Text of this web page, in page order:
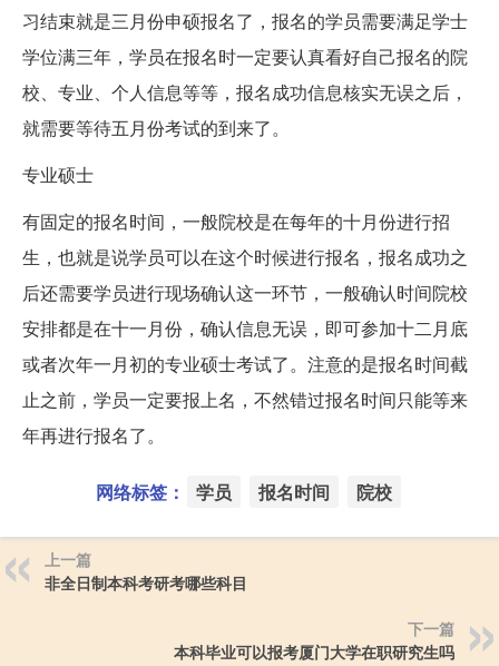
习结束就是三月份申硕报名了，报名的学员需要满足学士
学位满三年，学员在报名时一定要认真看好自己报名的院
校、专业、个人信息等等，报名成功信息核实无误之后，
就需要等待五月份考试的到来了。
专业硕士
有固定的报名时间，一般院校是在每年的十月份进行招
生，也就是说学员可以在这个时候进行报名，报名成功之
后还需要学员进行现场确认这一环节，一般确认时间院校
安排都是在十一月份，确认信息无误，即可参加十二月底
或者次年一月初的专业硕士考试了。注意的是报名时间截
止之前，学员一定要报上名，不然错过报名时间只能等来
年再进行报名了。
网络标签： 学员 报名时间 院校
上一篇
非全日制本科考研考哪些科目
下一篇
本科毕业可以报考厦门大学在职研究生吗